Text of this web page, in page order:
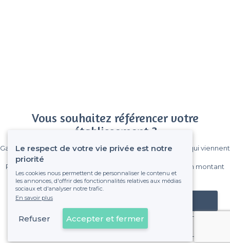
Vous souhaitez référencer votre
établissement ?
Gagnez de nombreux clients parmi le million de visiteurs qui viennent
Pas de commissions et sans engagement, vous payez un montant
fixe sans risque de voir déraper la facture.
Référencer mon établissement
Déjà client
Le respect de votre vie privée est notre
priorité
Les cookies nous permettent de personnaliser le contenu et
les annonces, d'offrir des fonctionnalités relatives aux médias
sociaux et d'analyser notre trafic.
En savoir plus
Refuser Accepter et fermer